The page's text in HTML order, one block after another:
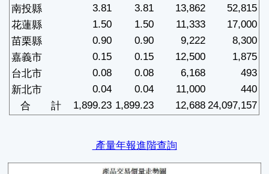
南投縣
3.81 3.81 13,862
52,815
花蓮縣
1.50 1.50 11,333
17,000
苗栗縣
0.90 0.90 9,222
8,300
嘉義市
0.15 0.15 12,500
1,875
台北市
0.08 0.08 6,168
493
新北市
0.04 0.04 11,000
440
合 計
1,899.23 1,899.23 12,688 24,097,157
產量年報進階查詢